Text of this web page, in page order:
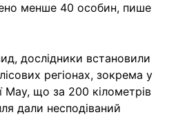
менше 40 особин, пише
дослідники встановили
регіонах, зокрема у
Мау, що за 200 кілометрів
дали несподіваний